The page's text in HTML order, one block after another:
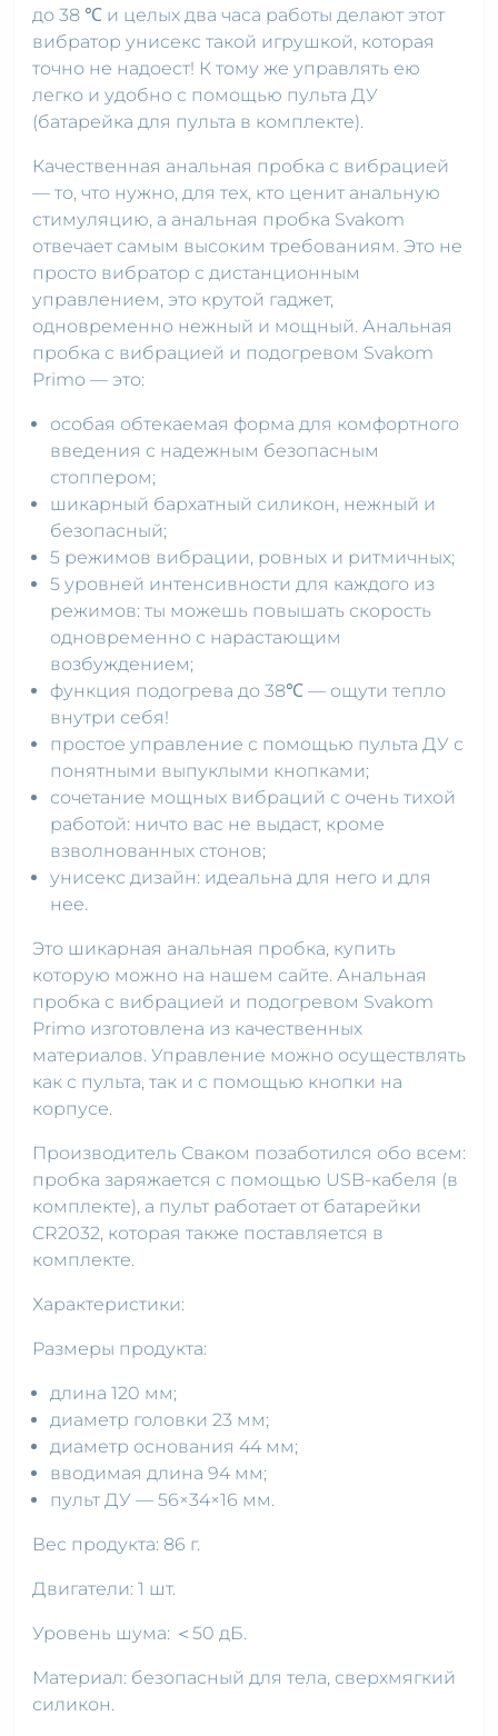
до 38 ℃ и целых два часа работы делают этот
вибратор унисекс такой игрушкой, которая
точно не надоест! К тому же управлять ею
легко и удобно с помощью пульта ДУ
(батарейка для пульта в комплекте).
Качественная анальная пробка с вибрацией
— то, что нужно, для тех, кто ценит анальную
стимуляцию, а анальная пробка Svakom
отвечает самым высоким требованиям. Это не
просто вибратор с дистанционным
управлением, это крутой гаджет,
одновременно нежный и мощный. Анальная
пробка с вибрацией и подогревом Svakom
Primo — это:
особая обтекаемая форма для комфортного
введения с надежным безопасным
стоппером;
шикарный бархатный силикон, нежный и
безопасный;
5 режимов вибрации, ровных и ритмичных;
5 уровней интенсивности для каждого из
режимов: ты можешь повышать скорость
одновременно с нарастающим
возбуждением;
функция подогрева до 38℃ — ощути тепло
внутри себя!
простое управление с помощью пульта ДУ с
понятными выпуклыми кнопками;
сочетание мощных вибраций с очень тихой
работой: ничто вас не выдаст, кроме
взволнованных стонов;
унисекс дизайн: идеальна для него и для
нее.
Это шикарная анальная пробка, купить
которую можно на нашем сайте. Анальная
пробка с вибрацией и подогревом Svakom
Primo изготовлена из качественных
материалов. Управление можно осуществлять
как с пульта, так и с помощью кнопки на
корпусе.
Производитель Сваком позаботился обо всем:
пробка заряжается с помощью USB-кабеля (в
комплекте), а пульт работает от батарейки
CR2032, которая также поставляется в
комплекте.
Характеристики:
Размеры продукта:
длина 120 мм;
диаметр головки 23 мм;
диаметр основания 44 мм;
вводимая длина 94 мм;
пульт ДУ — 56×34×16 мм.
Вес продукта: 86 г.
Двигатели: 1 шт.
Уровень шума: ＜50 дБ.
Материал: безопасный для тела, сверхмягкий
силикон.